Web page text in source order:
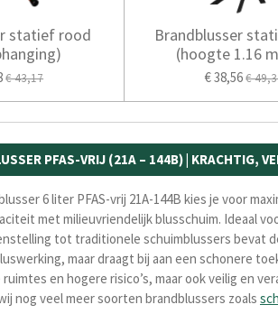
statief rood
€ 43,17
Brandblusser
(hoogte 1.16
€ 38,56€
PFAS-VRIJ (21A – 144B) | KRACHTIG,
6 liter PFAS-vrij 21A-144B kies je voor
met milieuvriendelijk blusschuim. Ideaal
tot traditionele schuimblussers bevat
maar draagt bij aan een schonere
en hogere risico’s, maar ook veilig en
nog veel meer soorten brandblussers zoals